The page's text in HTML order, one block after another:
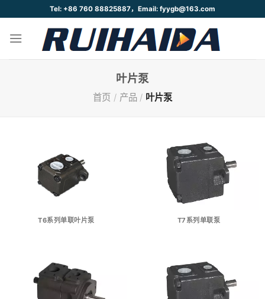
到
Tel: +86 760 88825887，Email: fyygb@163.com
叶片泵
首页 / 产品 / 叶片泵
T6系列单联叶片泵 T7系列单联泵